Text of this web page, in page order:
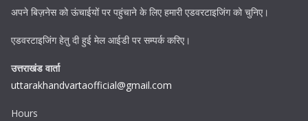
अपने बिज़नेस को ऊंचाईयों पर पहुंचाने के लिए हमारी एडवरटाइजिंग को चुनिए।
एडवरटाइजिंग हेतु दी हुई मेल आईडी पर सम्पर्क करिए।
उत्तराखंड वार्ता
uttarakhandvartaofficial@gmail.com
Hours